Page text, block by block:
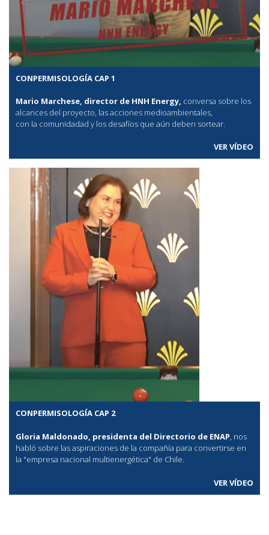
CONPERMISOLOGÍA CAP 1
Mario Marchese, director de HNH Energy, conversa sobre los
alcances del proyecto, las acciones medioambientales,
con la comunidadad y los desafíos que aún deben sortear.
VER VÍDEO
CONPERMISOLOGÍA CAP 2
Gloria Maldonado, presidenta del Directorio de ENAP, nos
habló sobre las aspiraciones de la compañía para convertirse en
la "empresa nacional multienergética" de Chile.
VER VÍDEO